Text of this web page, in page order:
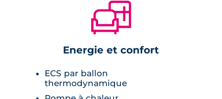
🛋
Energie et confort
ECS par ballon
thermodynamique